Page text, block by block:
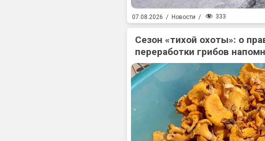
07.08.2026 / Новости / 333
Сезон «тихой охоты»: о
переработки грибов